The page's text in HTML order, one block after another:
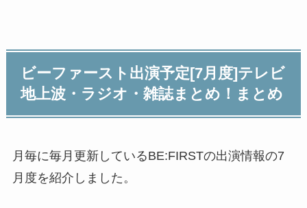
ビーファースト出演予定[7月度]テレビ
地上波・ラジオ・雑誌まとめ！まとめ
月毎に毎月更新しているBE:FIRSTの出演情報の7
月度を紹介しました。